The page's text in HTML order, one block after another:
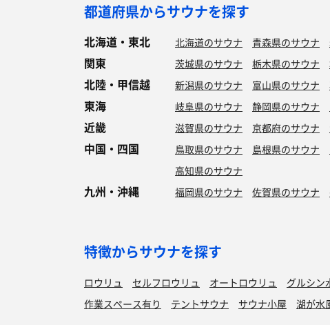
都道府県からサウナを探す
北海道・東北 北海道のサウナ 青森県のサウナ
関東 茨城県のサウナ 栃木県のサウナ
北陸・甲信越 新潟県のサウナ 富山県のサウナ
東海 岐阜県のサウナ 静岡県のサウナ
近畿 滋賀県のサウナ 京都府のサウナ
中国・四国 鳥取県のサウナ 島根県のサウナ
高知県のサウナ
九州・沖縄 福岡県のサウナ 佐賀県のサウナ
特徴からサウナを探す
ロウリュ セルフロウリュ オートロウリュ グルシン
作業スペース有り
テントサウナ サウナ小屋 湖が水